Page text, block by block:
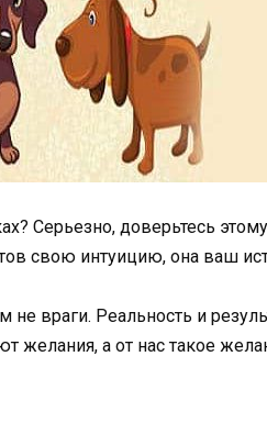
Серьезно, доверьтесь
свою интуицию, она ваш
не враги. Реальность и
желания, а от нас такое